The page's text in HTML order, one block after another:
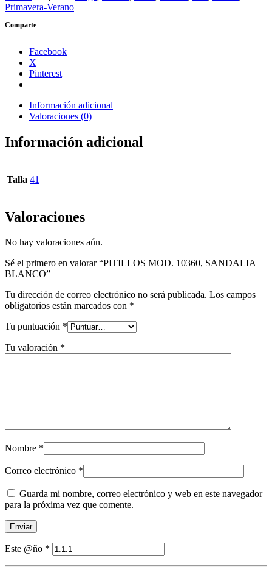
SANDALIA
BLANCO
cantidad
Primavera-Verano
Comparte
Facebook
X
Pinterest
Información adicional
Valoraciones (0)
Información adicional
Talla 41
Valoraciones
No hay valoraciones aún.
Sé el primero en valorar “PITILLOS MOD. 10360, SANDALIA
BLANCO”
Tu dirección de correo electrónico no será publicada. Los campos
obligatorios están marcados con *
Tu puntuación *
Tu valoración *
Nombre *
Correo electrónico *
Guarda mi nombre, correo electrónico y web en este navegador
para la próxima vez que comente.
Este @ño *